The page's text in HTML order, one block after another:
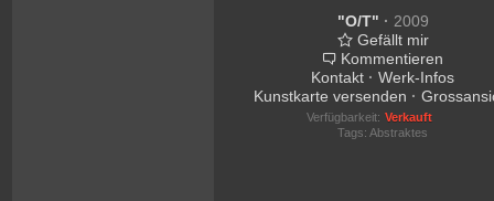
"O/T" · 2009
Gefällt mir
Kommentieren
Kontakt · Werk-Infos
Kunstkarte versenden ·
Verfügbarkeit: Verkauft
Tags:Abstraktes